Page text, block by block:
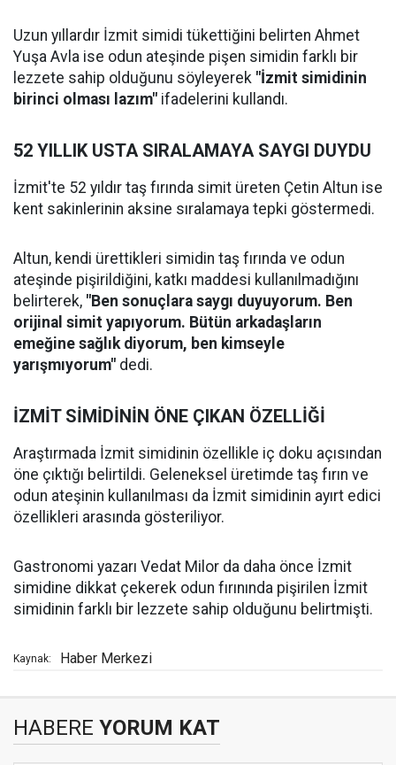
Uzun yıllardır İzmit simidi tükettiğini belirten Ahmet
Yuşa Avla ise odun ateşinde pişen simidin farklı bir
lezzete sahip olduğunu söyleyerek "İzmit simidinin
birinci olması lazım" ifadelerini kullandı.
52 YILLIK USTA SIRALAMAYA SAYGI DUYDU
İzmit'te 52 yıldır taş fırında simit üreten Çetin Altun ise
kent sakinlerinin aksine sıralamaya tepki göstermedi.
Altun, kendi ürettikleri simidin taş fırında ve odun
ateşinde pişirildiğini, katkı maddesi kullanılmadığını
belirterek, "Ben sonuçlara saygı duyuyorum. Ben
orijinal simit yapıyorum. Bütün arkadaşların
emeğine sağlık diyorum, ben kimseyle
yarışmıyorum" dedi.
İZMİT SİMİDİNİN ÖNE ÇIKAN ÖZELLİĞİ
Araştırmada İzmit simidinin özellikle iç doku açısından
öne çıktığı belirtildi. Geleneksel üretimde taş fırın ve
odun ateşinin kullanılması da İzmit simidinin ayırt edici
özellikleri arasında gösteriliyor.
Gastronomi yazarı Vedat Milor da daha önce İzmit
simidine dikkat çekerek odun fırınında pişirilen İzmit
simidinin farklı bir lezzete sahip olduğunu belirtmişti.
Kaynak: Haber Merkezi
HABERE YORUM KAT